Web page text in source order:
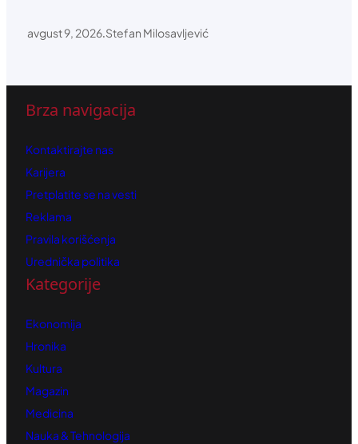
avgust 9, 2026.Stefan Milosavljević
Brza navigacija
Kontaktirajte nas
Karijera
Pretplatite se na vesti
Reklama
Pravila korišćenja
Urednička politika
Kategorije
Ekonomija
Hronika
Kultura
Magazin
Medicina
Nauka & Tehnologija